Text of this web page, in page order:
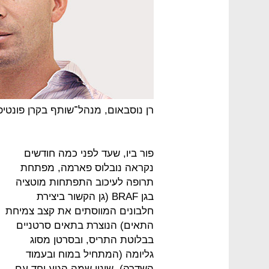
רן נוסבאום, מנהל־שותף בקרן
פור ביו, שעד לפני כמה חודשים
נקראה נובלוס פארמה, מפתחת
תרופה לעיכוב התפתחות מוטציה
בגן BRAF (גן הקשור ביצירת
חלבונים המווסתים את קצב צמיחת
התאים) הנוצרת בתאים סרטניים
בבלוטת התריס, ובסרטן מסוג
גליומה (המתחיל במוח ובעמוד